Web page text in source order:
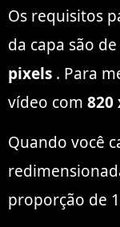
Os requisitos
da capa são
pixels . Para
vídeo com 820
Quando você
proporção de